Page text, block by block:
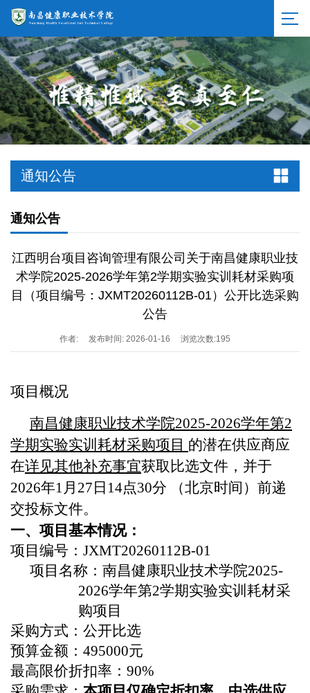
通知公告
通知公告
江西明台项目咨询管理有限公司关于南昌健康职业技
术学院2025-2026学年第2学期实验实训耗材采购项
目（项目编号：JXMT20260112B-01）公开比选采购
公告
作者: 发布时间: 2026-01-16 浏览次数:195
项目概况
南昌健康职业技术学院2025-2026学年第2
学期实验实训耗材采购项目 的潜在供应商应
在详见其他补充事宜获取比选文件，并于
2026年1月27日14点30分 （北京时间）前递
交投标文件。
一、项目基本情况：
项目编号： JXMT20260112B-01
项目名称： 南昌健康职业技术学院2025-
2026学年第2学期实验实训耗材采
购项目
采购方式：公开比选
预算金额：495000元
最高限价折扣率： 90%